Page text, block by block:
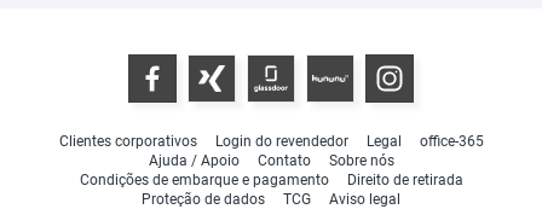
Clientes corporativos Login do revendedor Legal
office-365
Ajuda / Apoio
Contato
Sobre nós
Condições de embarque e pagamento
Direito de retirada
Proteção de dados
TCG Aviso legal